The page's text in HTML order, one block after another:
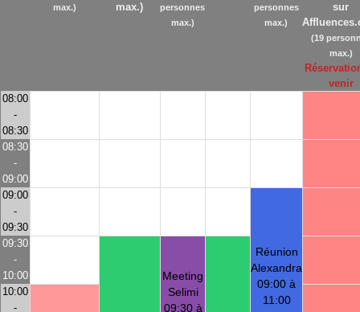
max.)
max.)
personnes
max.)
personnes
max.)
sur
(19
max.)
venir
08:00
-
08:30
08:30
-
09:00
09:00
-
09:30
Réunion
Alexandra
09:00 à
11:00
09:30
-
10:00
Meeting
Selimi
09:30 à
10:00
-